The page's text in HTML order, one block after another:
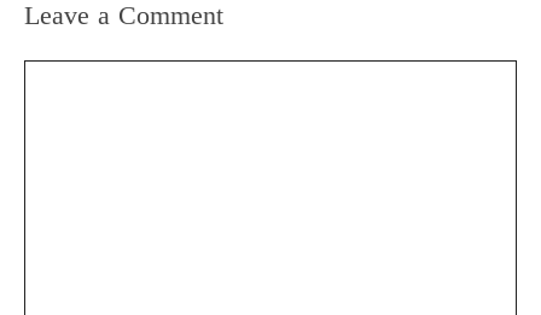
Leave a Comment